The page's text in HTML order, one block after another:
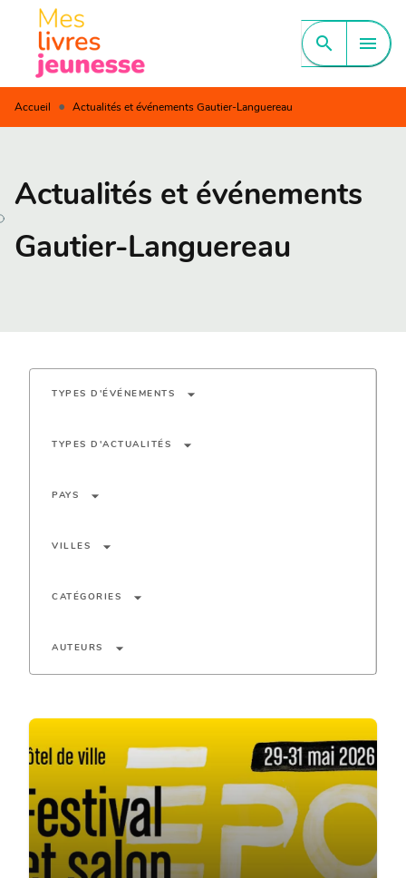
MENU CONTENU
PIED DE PAGE
search menu
Accueil • Actualités et événements Gautier-Languereau
Actualités et événements
Gautier-Languereau
TYPES D'ÉVÉNEMENTS arrow_drop_down
TYPES D'ACTUALITÉS arrow_drop_down
PAYS arrow_drop_down
VILLES arrow_drop_down
CATÉGORIES arrow_drop_down
AUTEURS arrow_drop_down